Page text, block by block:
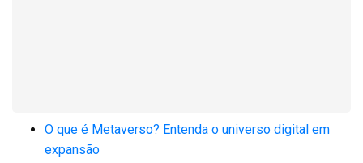
O que é Metaverso? Entenda o universo digital em
expansão